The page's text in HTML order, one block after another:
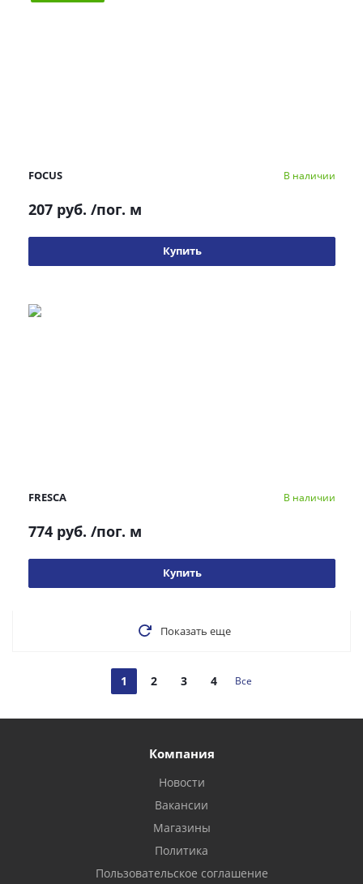
FOCUS В наличии
207 руб. /пог. м
Купить
FRESCA В наличии
774 руб. /пог. м
Купить
Показать еще
1 2 3 4 Все
Компания
Новости
Вакансии
Магазины
Политика
Пользовательское соглашение